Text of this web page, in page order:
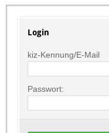
Login
kiz-Kennung/E-Mail
Passwort: